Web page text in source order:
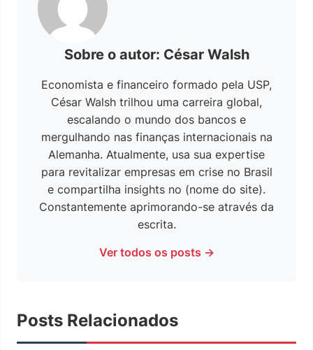
Sobre o autor: César Walsh
Economista e financeiro formado pela USP,
César Walsh trilhou uma carreira global,
escalando o mundo dos bancos e
mergulhando nas finanças internacionais na
Alemanha. Atualmente, usa sua expertise
para revitalizar empresas em crise no Brasil
e compartilha insights no (nome do site).
Constantemente aprimorando-se através da
escrita.
Ver todos os posts →
Posts Relacionados